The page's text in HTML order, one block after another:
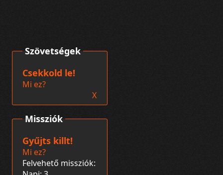
Missziók
Gyűjts killt!
Mi ez?
Felvehető missziók:
Szövetségek
Csekkold le!
Mi ez?
X